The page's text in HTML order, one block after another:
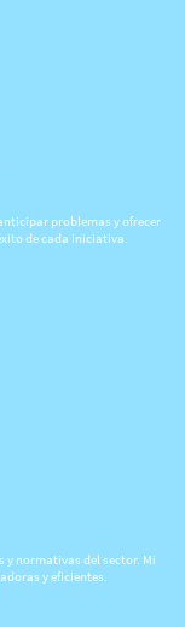
problemas y ofrecer
de cada iniciativa.
normativas del sector. Mi
y eficientes.